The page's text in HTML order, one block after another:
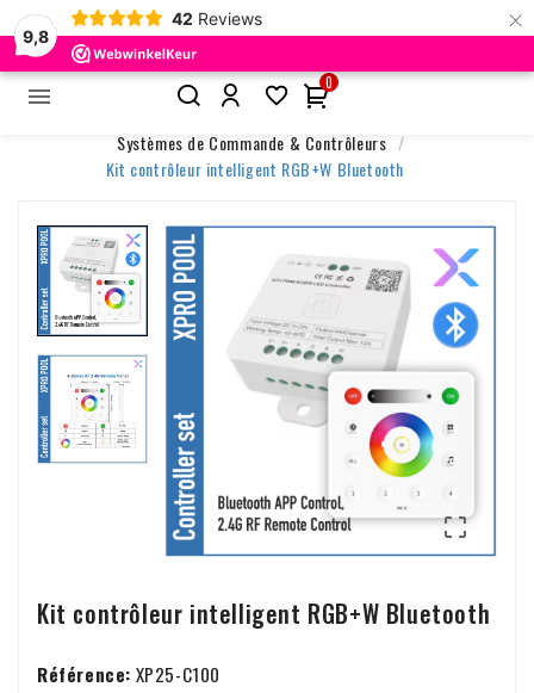
9,8
42 Reviews ×
 
0
Accessoires & Contrôle
Systèmes de Commande & Contrôleurs
Kit contrôleur intelligent RGB+W Bluetooth

Kit contrôleur intelligent RGB+W Bluetooth
Référence: XP25-C100